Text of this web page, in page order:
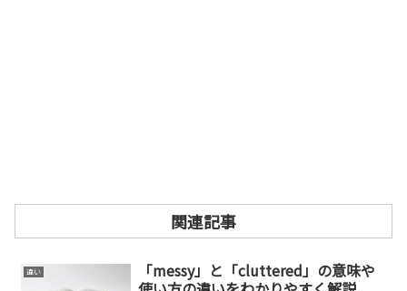
関連記事
違い
「messy」と「cluttered」の意味や